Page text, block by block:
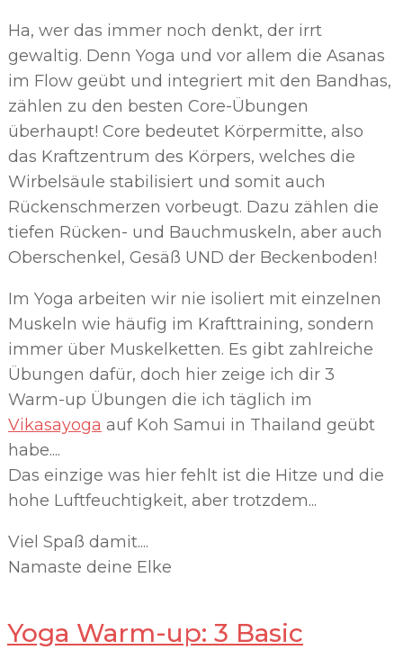
Ha, wer das immer noch denkt, der irrt
gewaltig. Denn Yoga und vor allem die Asanas
im Flow geübt und integriert mit den Bandhas,
zählen zu den besten Core-Übungen
überhaupt! Core bedeutet Körpermitte, also
das Kraftzentrum des Körpers, welches die
Wirbelsäule stabilisiert und somit auch
Rückenschmerzen vorbeugt. Dazu zählen die
tiefen Rücken- und Bauchmuskeln, aber auch
Oberschenkel, Gesäß UND der Beckenboden!
Im Yoga arbeiten wir nie isoliert mit einzelnen
Muskeln wie häufig im Krafttraining, sondern
immer über Muskelketten. Es gibt zahlreiche
Übungen dafür, doch hier zeige ich dir 3
Warm-up Übungen die ich täglich im
Vikasayoga auf Koh Samui in Thailand geübt
habe....
Das einzige was hier fehlt ist die Hitze und die
hohe Luftfeuchtigkeit, aber trotzdem...
Viel Spaß damit....
Namaste deine Elke
Yoga Warm-up: 3 Basic